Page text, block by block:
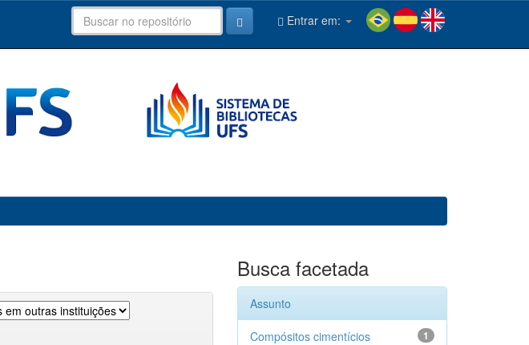
Entrar em:
Busca facetada
Assunto
1
Compósitos cimentícios